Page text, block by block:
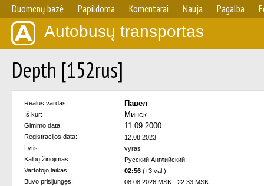
Duomenų bazė Papildoma Komentarai Nauja Pagalba
Autobusų transportas
Depth [152rus]
Realus vardas: Павел
Iš kur: Минск
Gimimo data: 11.09.2000
Registracijos data:
12.08.2023
Lytis:
vyras
Kalbų žinojimas:
Русский,Английский
Vartotojo laikas:
02:56 (+3 val.)
Buvo prisijungęs:
08.08.2026 MSK - 22:33 MSK